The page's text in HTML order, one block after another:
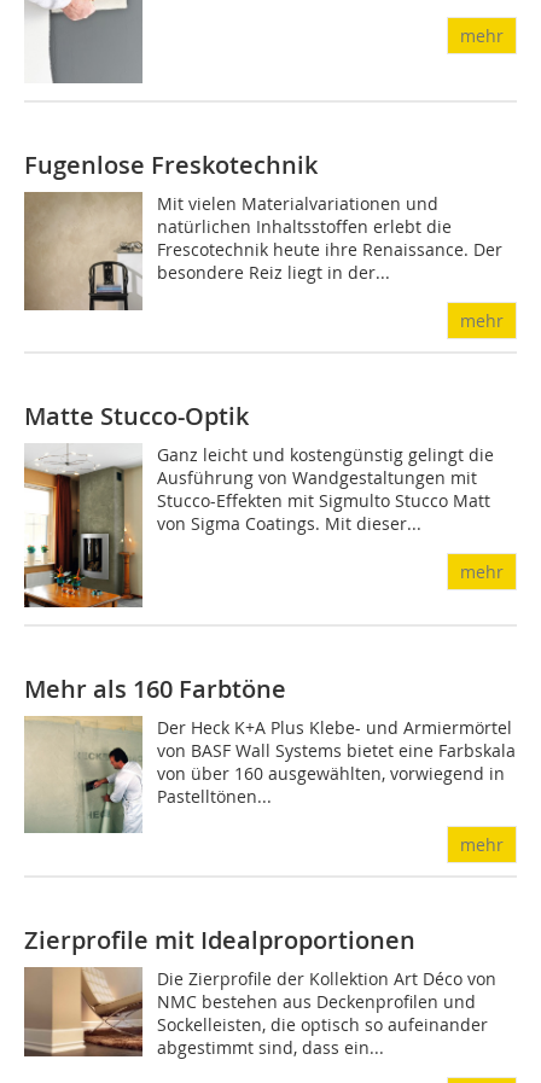
mehr
Fugenlose Freskotechnik
Mit vielen Materialvariationen und
natürlichen Inhaltsstoffen erlebt die
Frescotechnik heute ihre Renaissance. Der
besondere Reiz liegt in der...
mehr
Matte Stucco-Optik
Ganz leicht und kostengünstig gelingt die
Ausführung von Wandgestaltungen mit
Stucco-Effekten mit Sigmulto Stucco Matt
von Sigma Coatings. Mit dieser...
mehr
Mehr als 160 Farbtöne
Der Heck K+A Plus Klebe- und Armiermörtel
von BASF Wall Systems bietet eine Farbskala
von über 160 ausgewählten, vorwiegend in
Pastelltönen...
mehr
Zierprofile mit Idealproportionen
Die Zierprofile der Kollektion Art Déco von
NMC bestehen aus Deckenprofilen und
Sockelleisten, die optisch so aufeinander
abgestimmt sind, dass ein...